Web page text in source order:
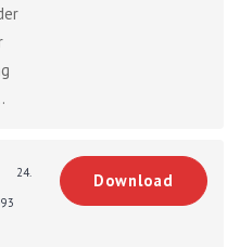
24.
Download